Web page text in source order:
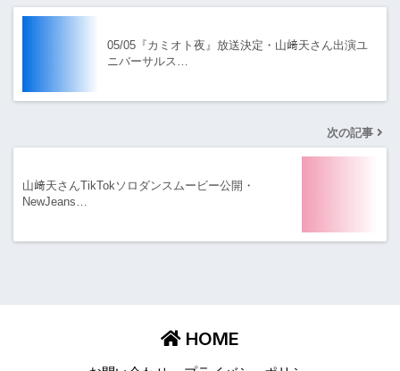
05/05『カミオト夜』放送決定・山﨑天さん出演ユ
ニバーサルス…
次の記事
山﨑天さんTikTokソロダンスムービー公開・
NewJeans…
HOME